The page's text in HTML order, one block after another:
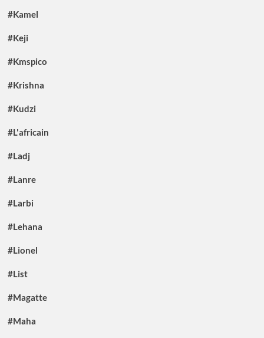
#Kamel
#Keji
#Kmspico
#Krishna
#Kudzi
#L'africain
#Ladj
#Lanre
#Larbi
#Lehana
#Lionel
#List
#Magatte
#Maha